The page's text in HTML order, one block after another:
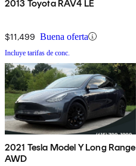
2013 Toyota RAV4 LE
$11,499 Buena oferta
Incluye tarifas de conc.
2021 Tesla Model Y Long Range
AWD